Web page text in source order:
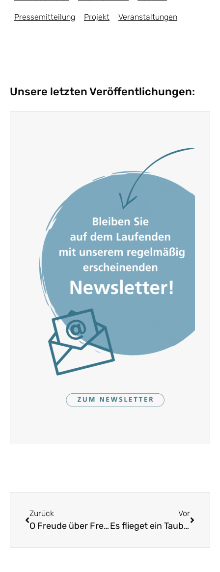
Pressemitteilung Projekt Veranstaltungen
Unsere letzten Veröffentlichungen:
Zurück
O Freude über Freude
Vor
Es flieget ein Tauber